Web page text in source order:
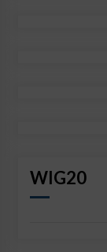
WIG20